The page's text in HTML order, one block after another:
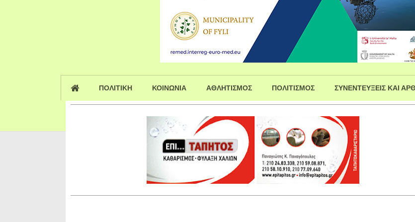
ΠΟΛΙΤΙΚΗ ΚΟΙΝΩΝΙΑ ΑΘΛΗΤΙΣΜΟΣ ΠΟΛΙΤΙΣΜΟΣ ΣΥΝΕΝΤΕΥΞΕΙΣ ΚΑΙ